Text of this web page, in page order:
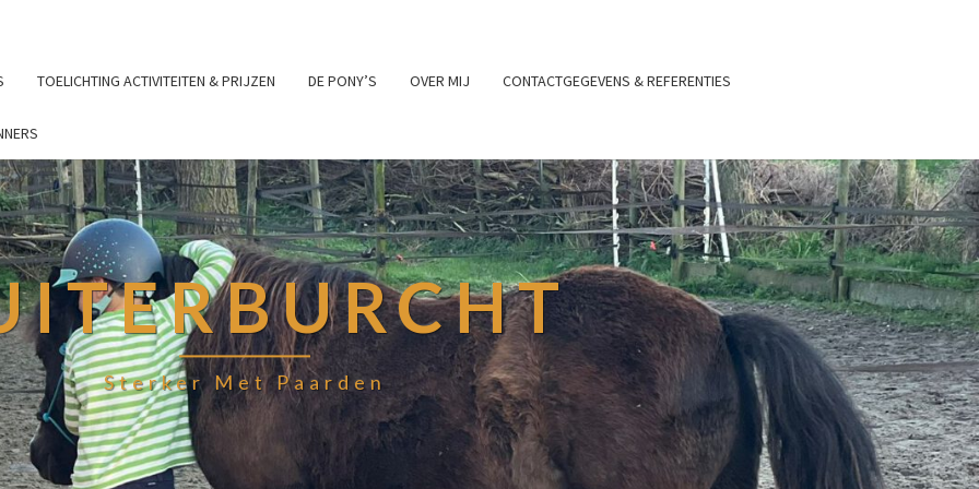
TOELICHTING ACTIVITEITEN & PRIJZEN DE PONY’S OVER MIJ CONTACTGEGEVENS & REFERENTIES
Sterker Met Paarden